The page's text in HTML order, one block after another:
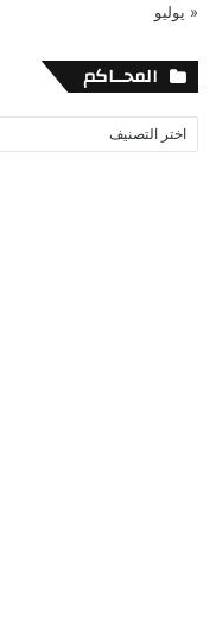
« يوليو
المحــاكم
المحــاكم